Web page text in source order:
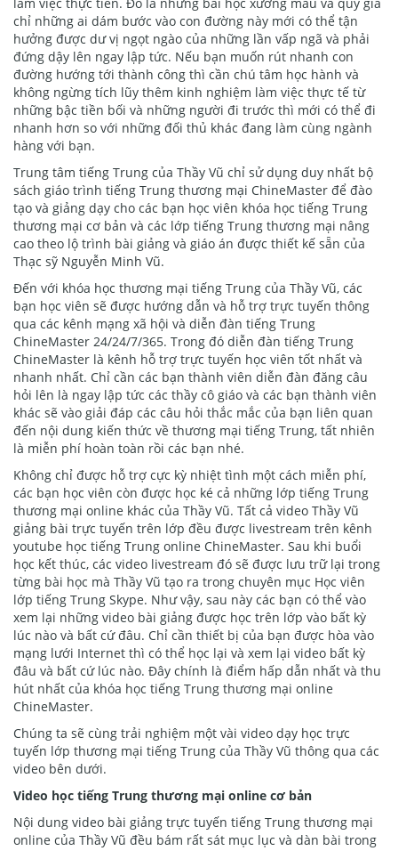
chỉ những ai dám bước vào con đường này mới có thể tận
hưởng được dư vị ngọt ngào của những lần vấp ngã và phải
đứng dậy lên ngay lập tức. Nếu bạn muốn rút nhanh con
đường hướng tới thành công thì cần chú tâm học hành và
không ngừng tích lũy thêm kinh nghiệm làm việc thực tế từ
những bậc tiền bối và những người đi trước thì mới có thể đi
nhanh hơn so với những đối thủ khác đang làm cùng ngành
hàng với bạn.
Trung tâm tiếng Trung của Thầy Vũ chỉ sử dụng duy nhất bộ
sách giáo trình tiếng Trung thương mại ChineMaster để đào
tạo và giảng dạy cho các bạn học viên khóa học tiếng Trung
thương mại cơ bản và các lớp tiếng Trung thương mại nâng
cao theo lộ trình bài giảng và giáo án được thiết kế sẵn của
Thạc sỹ Nguyễn Minh Vũ.
Đến với khóa học thương mại tiếng Trung của Thầy Vũ, các
bạn học viên sẽ được hướng dẫn và hỗ trợ trực tuyến thông
qua các kênh mạng xã hội và diễn đàn tiếng Trung
ChineMaster 24/24/7/365. Trong đó diễn đàn tiếng Trung
ChineMaster là kênh hỗ trợ trực tuyến học viên tốt nhất và
nhanh nhất. Chỉ cần các bạn thành viên diễn đàn đăng câu
hỏi lên là ngay lập tức các thầy cô giáo và các bạn thành viên
khác sẽ vào giải đáp các câu hỏi thắc mắc của bạn liên quan
đến nội dung kiến thức về thương mại tiếng Trung, tất nhiên
là miễn phí hoàn toàn rồi các bạn nhé.
Không chỉ được hỗ trợ cực kỳ nhiệt tình một cách miễn phí,
các bạn học viên còn được học ké cả những lớp tiếng Trung
thương mại online khác của Thầy Vũ. Tất cả video Thầy Vũ
giảng bài trực tuyến trên lớp đều được livestream trên kênh
youtube học tiếng Trung online ChineMaster. Sau khi buổi
học kết thúc, các video livestream đó sẽ được lưu trữ lại trong
từng bài học mà Thầy Vũ tạo ra trong chuyên mục Học viên
lớp tiếng Trung Skype. Như vậy, sau này các bạn có thể vào
xem lại những video bài giảng được học trên lớp vào bất kỳ
lúc nào và bất cứ đâu. Chỉ cần thiết bị của bạn được hòa vào
mạng lưới Internet thì có thể học lại và xem lại video bất kỳ
đâu và bất cứ lúc nào. Đây chính là điểm hấp dẫn nhất và thu
hút nhất của khóa học tiếng Trung thương mại online
ChineMaster.
Chúng ta sẽ cùng trải nghiệm một vài video dạy học trực
tuyến lớp thương mại tiếng Trung của Thầy Vũ thông qua các
video bên dưới.
Video học tiếng Trung thương mại online cơ bản
Nội dung video bài giảng trực tuyến tiếng Trung thương mại
online của Thầy Vũ đều bám rất sát mục lục và dàn bài trong